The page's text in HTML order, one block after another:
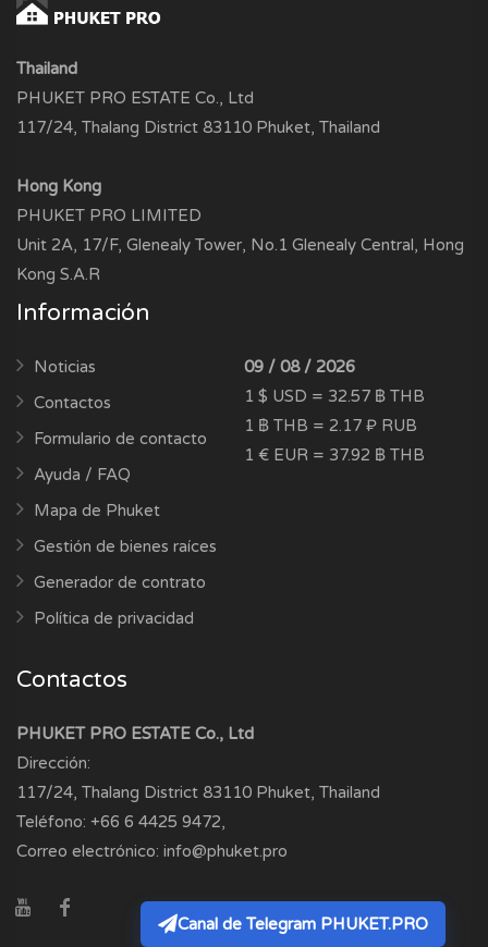
Thailand
PHUKET PRO ESTATE Co., Ltd
117/24, Thalang District 83110 Phuket, Thailand
Hong Kong
PHUKET PRO LIMITED
Unit 2A, 17/F, Glenealy Tower, No.1 Glenealy Central, Hong
Kong S.A.R
Información
Noticias
Contactos
Formulario de contacto
Ayuda / FAQ
Mapa de Phuket
Gestión de bienes raíces
Generador de contrato
Política de privacidad
09 / 08 / 2026
1 $ USD = 32.57 ฿ THB
1 ฿ THB = 2.17 ₽ RUB
1 € EUR = 37.92 ฿ THB
Contactos
PHUKET PRO ESTATE Co., Ltd
Dirección:
117/24, Thalang District 83110 Phuket, Thailand
Teléfono: +66 6 4425 9472,
Correo electrónico: info@phuket.pro
Canal de Telegram PHUKET.PRO